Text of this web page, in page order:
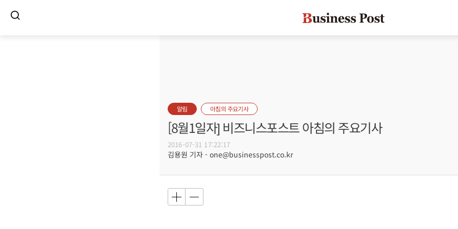
알림 아침의 주요기사
[8월1일자] 비즈니스포스트 아침의 주요기사
2016-07-31 17:22:17
김용원 기자 - one@businesspost.co.kr